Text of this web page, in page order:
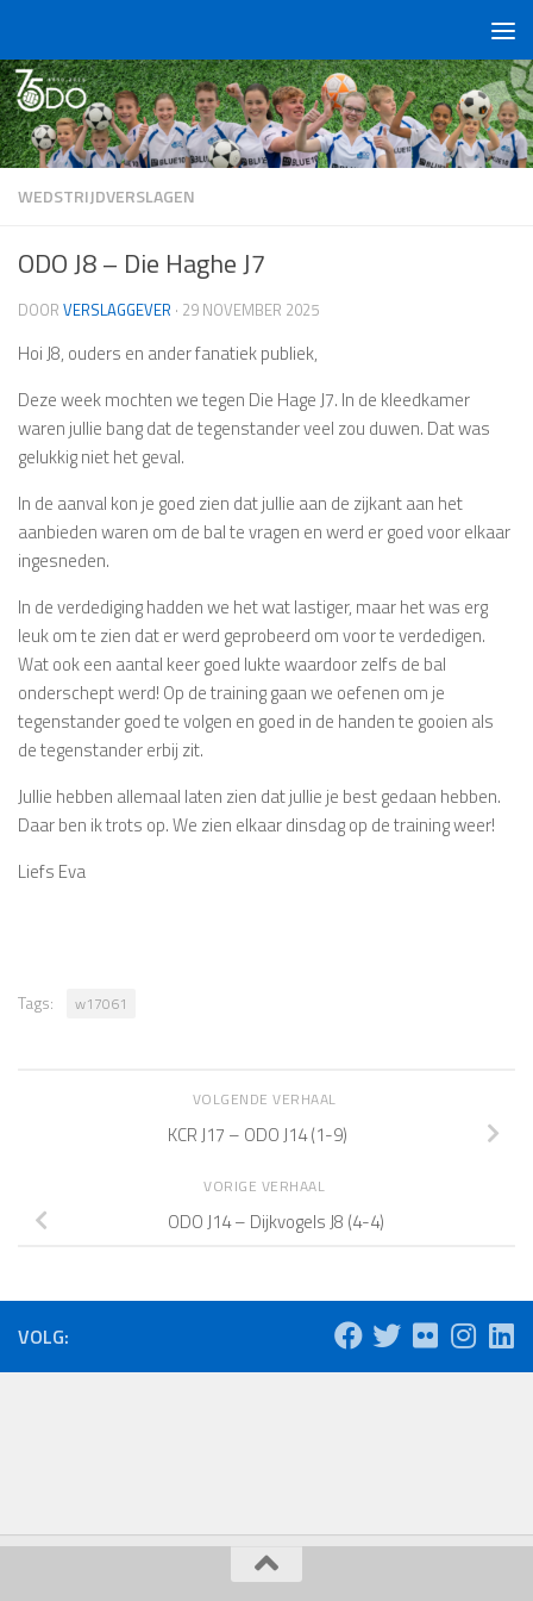
WEDSTRIJDVERSLAGEN
ODO J8 – Die Haghe J7
DOOR VERSLAGGEVER · 29 NOVEMBER 2025
Hoi J8, ouders en ander fanatiek publiek,
Deze week mochten we tegen Die Hage J7. In de kleedkamer
waren jullie bang dat de tegenstander veel zou duwen. Dat was
gelukkig niet het geval.
In de aanval kon je goed zien dat jullie aan de zijkant aan het
aanbieden waren om de bal te vragen en werd er goed voor elkaar
ingesneden.
In de verdediging hadden we het wat lastiger, maar het was erg
leuk om te zien dat er werd geprobeerd om voor te verdedigen.
Wat ook een aantal keer goed lukte waardoor zelfs de bal
onderschept werd! Op de training gaan we oefenen om je
tegenstander goed te volgen en goed in de handen te gooien als
de tegenstander erbij zit.
Jullie hebben allemaal laten zien dat jullie je best gedaan hebben.
Daar ben ik trots op. We zien elkaar dinsdag op de training weer!
Liefs Eva
Tags: w17061
VOLGENDE VERHAAL
KCR J17 – ODO J14 (1-9)
VORIGE VERHAAL
ODO J14 – Dijkvogels J8 (4-4)
VOLG: